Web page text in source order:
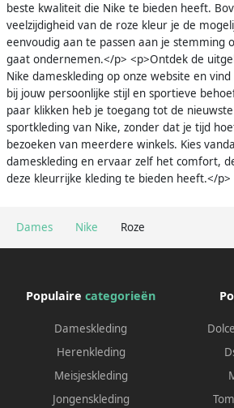
Dames Nike Roze
beste kwaliteit die Nike te bieden heeft.
veelzijdigheid van de roze kleur je de
eenvoudig aan te passen aan je stemming
gaat ondernemen.</p> <p>Ontdek de
Nike dameskleding op onze website en
bij jouw persoonlijke stijl en sportieve
paar klikken heb je toegang tot de
sportkleding van Nike, zonder dat je tijd
bezoeken van meerdere winkels. Kies
dameskleding en ervaar zelf het comfort,
deze kleurrijke kleding te bieden heeft.</p>
Populaire categorieën
Dameskleding
Herenkleding
Meisjeskleding
Jongenskleding